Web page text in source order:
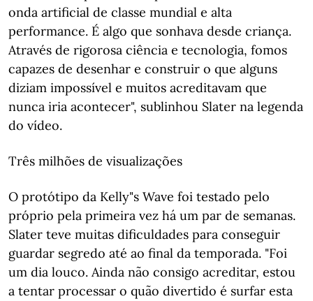
onda artificial de classe mundial e alta
performance. É algo que sonhava desde criança.
Através de rigorosa ciência e tecnologia, fomos
capazes de desenhar e construir o que alguns
diziam impossível e muitos acreditavam que
nunca iria acontecer", sublinhou Slater na legenda
do vídeo.
Três milhões de visualizações
O protótipo da Kelly"s Wave foi testado pelo
próprio pela primeira vez há um par de semanas.
Slater teve muitas dificuldades para conseguir
guardar segredo até ao final da temporada. "Foi
um dia louco. Ainda não consigo acreditar, estou
a tentar processar o quão divertido é surfar esta